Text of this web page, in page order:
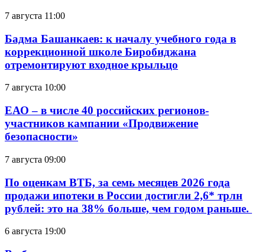
7 августа 11:00
Бадма Башанкаев: к началу учебного года в
коррекционной школе Биробиджана
отремонтируют входное крыльцо
7 августа 10:00
ЕАО – в числе 40 российских регионов-
участников кампании «Продвижение
безопасности»
7 августа 09:00
По оценкам ВТБ, за семь месяцев 2026 года
продажи ипотеки в России достигли 2,6* трлн
рублей: это на 38% больше, чем годом раньше.
6 августа 19:00